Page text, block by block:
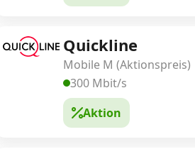
Quickline
Mobile M (Aktionspreis)
300 Mbit/s
Aktion